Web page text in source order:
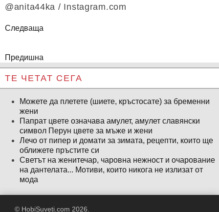
@anita44ka / Instagram.com
Следваща
Предишна
ТЕ ЧЕТАТ СЕГА
Можете да плетете (шиете, кръстосате) за бременни
жени
Папрат цвете означава амулет, амулет славянски
символ Перун цвете за мъже и жени
Лечо от пипер и домати за зимата, рецепти, които ще
оближете пръстите си
Светът на женитечар, чаровна нежност и очарование
на дантелата... Мотиви, които никога не излизат от
мода
© HobiSuveti.com 2026.